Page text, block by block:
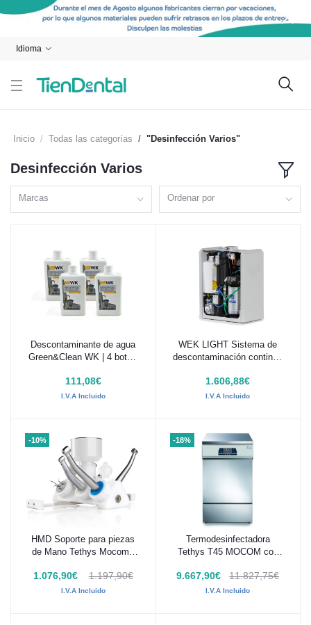
Idioma
Inicio Todas las categorías "Desinfección Varios"
Desinfección Varios
Marcas Ordenar por
Añadir al carrito
Descontaminante de agua
Green&Clean WK | 4 bot. x
111,08€
I.V.A Incluido
Añadir al carrito
WEK LIGHT Sistema de
descontaminación continua
Modelo Externo
1.606,88€
I.V.A Incluido
-10%
Añadir al carrito
HMD Soporte para piezas
de Mano Tethys Mocom -
1.076,90€ 1.197,90€
I.V.A Incluido
-18%
Añadir al carrito
Termodesinfectadora
Tethys T45 MOCOM con
7EK00003
9.667,90€ 11.827,75€
I.V.A Incluido